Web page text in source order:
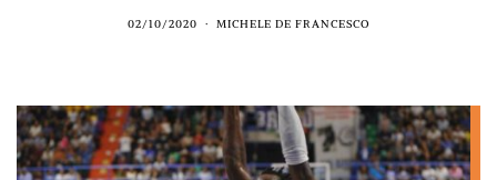
02/10/2020 MICHELE DE FRANCESCO